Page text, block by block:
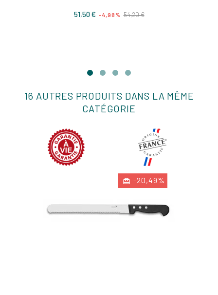
51,50 € Prix
-4,98% 54,20 €Prix
16 AUTRES PRODUITS DANS LA MÊME
CATÉGORIE
-20,49%